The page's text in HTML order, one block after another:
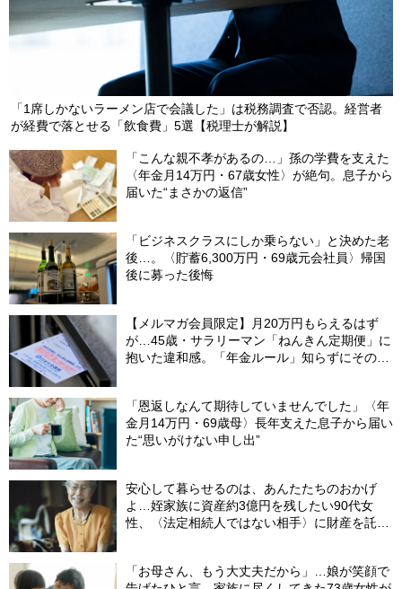
「1席しかないラーメン店で会議した」は税務調査で否認。経営者
が経費で落とせる「飲食費」5選【税理士が解説】
「こんな親不孝があるの…」孫の学費を支えた
〈年金月14万円・67歳女性〉が絶句。息子から
届いた“まさかの返信”
「ビジネスクラスにしか乗らない」と決めた老
後…。〈貯蓄6,300万円・69歳元会社員〉帰国
後に募った後悔
【メルマガ会員限定】月20万円もらえるはず
が…45歳・サラリーマン「ねんきん定期便」に
抱いた違和感。「年金ルール」知らずにそのま
「恩返しなんて期待していませんでした」〈年
金月14万円・69歳母〉長年支えた息子から届い
た“思いがけない申し出”
安心して暮らせるのは、あんたたちのおかげ
よ…姪家族に資産約3億円を残したい90代女
性、〈法定相続人ではない相手〉に財産を託せ
「お母さん、もう大丈夫だから」…娘が笑顔で